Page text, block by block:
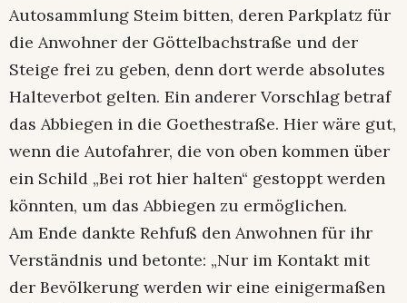
Autosammlung Steim bitten, deren Parkplatz für
die Anwohner der Göttelbachstraße und der
Steige frei zu geben, denn dort werde absolutes
Halteverbot gelten. Ein anderer Vorschlag betraf
das Abbiegen in die Goethestraße. Hier wäre gut,
wenn die Autofahrer, die von oben kommen über
ein Schild „Bei rot hier halten“ gestoppt werden
könnten, um das Abbiegen zu ermöglichen.
Am Ende dankte Rehfuß den Anwohnen für ihr
Verständnis und betonte: „Nur im Kontakt mit
der Bevölkerung werden wir eine einigermaßen